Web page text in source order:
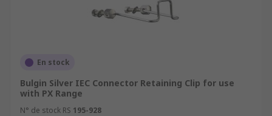
En stock
Bulgin Silver IEC Connector Retaining Clip for use
with PX Range
N° de stock RS 195-928